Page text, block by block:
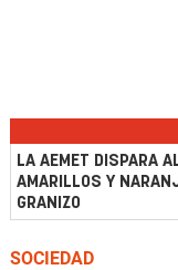
LA AEMET DISPARA
AMARILLOS Y
GRANIZO
SOCIEDAD